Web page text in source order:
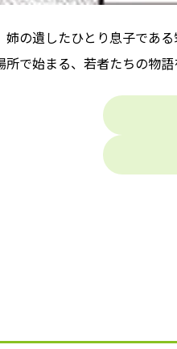
姉の遺したひとり息子で
で始まる、若者たちの物